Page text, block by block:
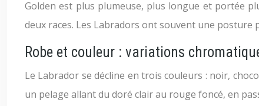
Golden est plus plumeuse, plus longue et portée
deux races. Les Labradors ont souvent une posture
Robe et couleur : variations
Le Labrador se décline en trois couleurs : noir,
un pelage allant du doré clair au rouge foncé, en